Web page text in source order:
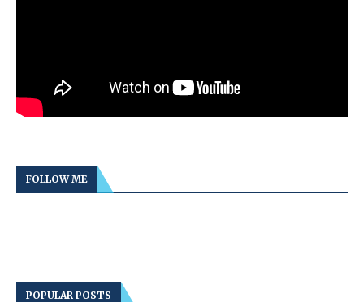
FOLLOW ME
POPULAR POSTS